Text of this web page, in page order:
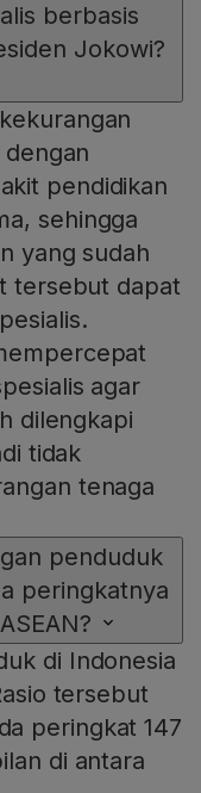
berbasis
Jokowi?
pendidikan
sehingga
yang sudah
tersebut dapat
agar
dilengkapi
tidak
tenaga
penduduk
peringkatnya
di Indonesia
tersebut
peringkat 147
di antara